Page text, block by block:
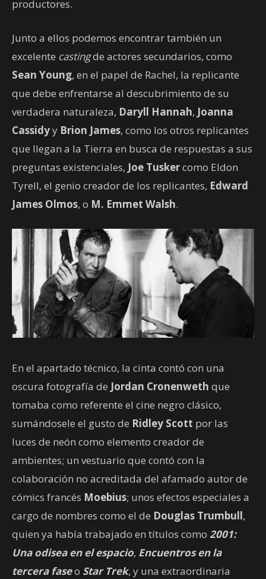
productores.
Junto a ellos podemos encontrar también un
excelente castingde actores secundarios, como
Sean Young, en el papel de Rachel, la replicante
que debe enfrentarse al descubrimiento de su
verdadera naturaleza, Daryll Hannah, Joanna
Cassidyy Brion James, como los otros replicantes
que llegan a la Tierra en busca de respuestas a sus
preguntas existenciales, Joe Tuskercomo Eldon
Tyrell, el genio creador de los replicantes, Edward
James Olmos, o M. Emmet Walsh.
En el apartado técnico, la cinta contó con una
oscura fotografía de Jordan Cronenweth que
tomaba como referente el cine negro clásico,
sumándosele el gusto de Ridley Scott por las
luces de neón como elemento creador de
ambientes; un vestuario que contó con la
colaboración no acreditada del afamado autor de
cómics francés Moebius; unos efectos especiales a
cargo de nombres como el de Douglas Trumbull,
quien ya había trabajado en títulos como 2001:
Una odisea en el espacio, Encuentros en la
tercera faseo Star Trek, y una extraordinaria